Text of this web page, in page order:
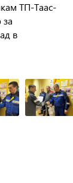
ТП-Таас-
в